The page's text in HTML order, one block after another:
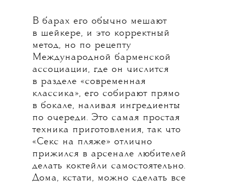
В барах его обычно мешают
в шейкере, и это корректный
метод, но по рецепту
Международной барменской
ассоциации, где он числится
в разделе «современная
классика», его собирают прямо
в бокале, наливая ингредиенты
по очереди. Это самая простая
техника приготовления, так что
«Секс на пляже» отлично
прижился в арсенале любителей
делать коктейли самостоятельно.
Дома, кстати, можно сделать все